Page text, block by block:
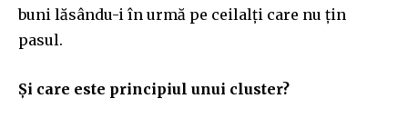
buni lăsându-i în urmă pe ceilalți care nu țin
pasul.
Și care este principiul unui cluster?